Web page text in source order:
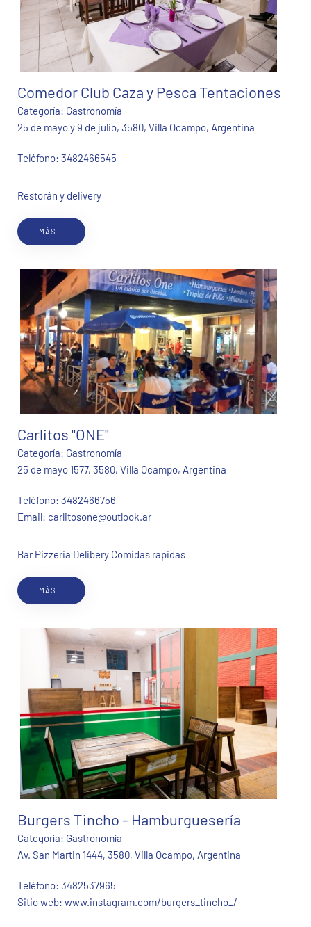
Comedor Club Caza y Pesca Tentaciones
Categoría: Gastronomía
25 de mayo y 9 de julio, 3580, Villa Ocampo, Argentina
Teléfono: 3482466545
Restorán y delivery
MÁS...
Carlitos "ONE"
Categoría: Gastronomía
25 de mayo 1577, 3580, Villa Ocampo, Argentina
Teléfono: 3482466756
Email: carlitosone@outlook.ar
Bar Pizzeria Delibery Comidas rapidas
MÁS...
Burgers Tincho - Hamburguesería
Categoría: Gastronomía
Av. San Martin 1444, 3580, Villa Ocampo, Argentina
Teléfono: 3482537965
Sitio web: www.instagram.com/burgers_tincho_/